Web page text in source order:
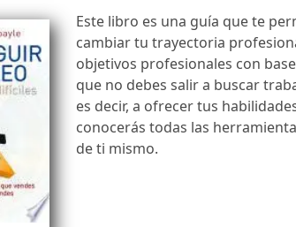
Este libro es una guía que te
cambiar tu trayectoria
objetivos profesionales con
que no debes salir a buscar
es decir, a ofrecer tus
conocerás todas las
de ti mismo.